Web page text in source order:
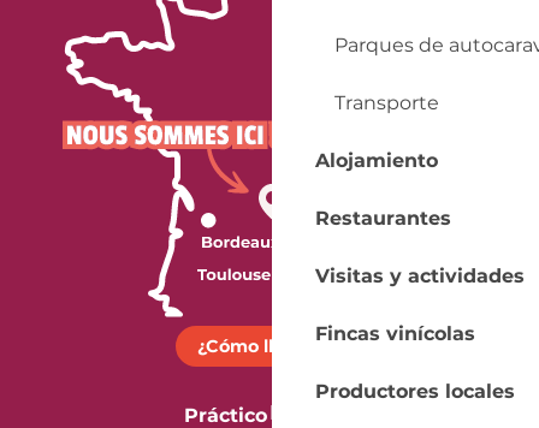
Parques de
Transporte
Alojamiento
Restaurantes
Visitas y actividades
Fincas vinícolas
Productores locales
¿Cómo llegar?
Práctico